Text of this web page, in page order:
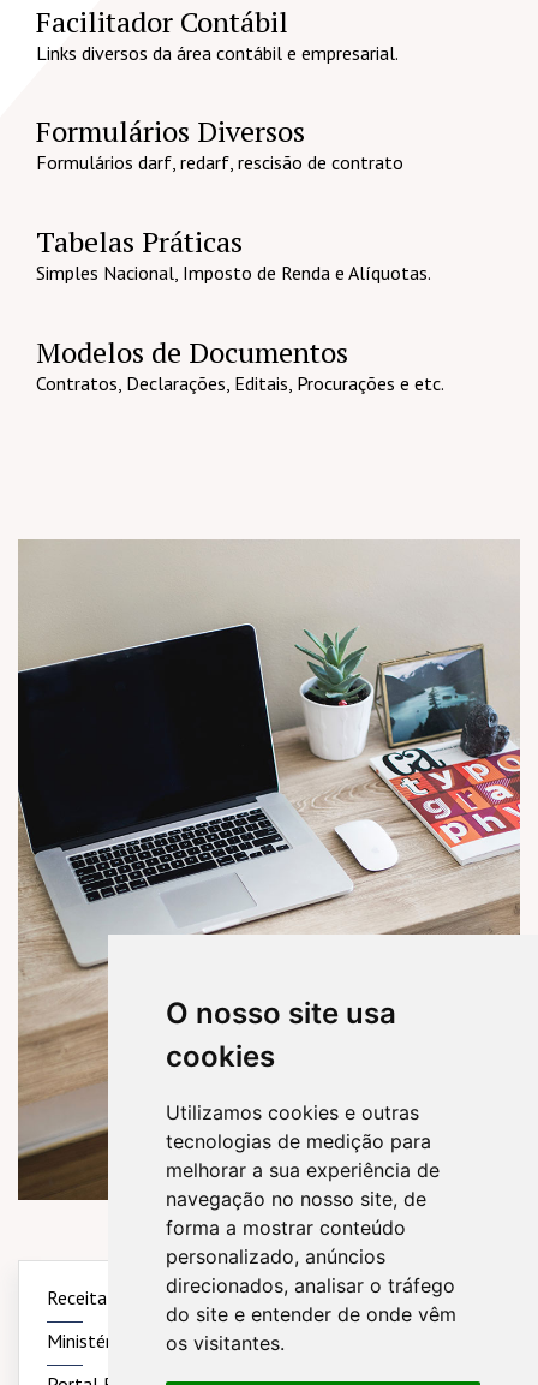
O nosso site usa
cookies
Utilizamos cookies e outras
tecnologias de medição para
melhorar a sua experiência de
navegação no nosso site, de
forma a mostrar conteúdo
personalizado, anúncios
direcionados, analisar o tráfego
do site e entender de onde vêm
os visitantes.
Facilitador Contábil
Links diversos da área contábil e empresarial.
Formulários Diversos
Formulários darf, redarf, rescisão de contrato
Tabelas Práticas
Simples Nacional, Imposto de Renda e Alíquotas.
Modelos de Documentos
Contratos, Declarações, Editais, Procurações e etc.
Receita Federal Simples Nacional
Sintegra
Ministério do Trabalho
Previdência Social